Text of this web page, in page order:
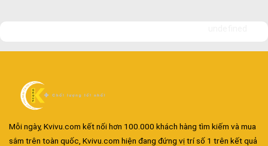
Mỗi ngày, Kvivu.com kết nối hơn 100.000 khách hàng tìm kiếm và mua
sắm trên toàn quốc, Kvivu.com hiện đang đứng vị trí số 1 trên kết quả